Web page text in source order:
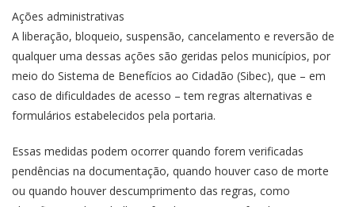
Ações administrativas
A liberação, bloqueio, suspensão, cancelamento e reversão de
qualquer uma dessas ações são geridas pelos municípios, por
meio do Sistema de Benefícios ao Cidadão (Sibec), que – em
caso de dificuldades de acesso – tem regras alternativas e
formulários estabelecidos pela portaria.
Essas medidas podem ocorrer quando forem verificadas
pendências na documentação, quando houver caso de morte
ou quando houver descumprimento das regras, como